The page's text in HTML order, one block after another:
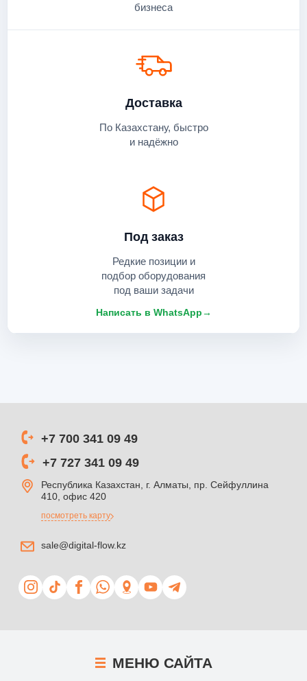
бизнеса
Под заказ
Редкие позиции и
подбор оборудования
под ваши задачи
Написать в WhatsApp→
Доставка
По Казахстану, быстро
и надёжно
+7 700 341 09 49
+7 727 341 09 49
Республика Казахстан, г. Алматы, пр. Сейфуллина
410, офис 420
посмотреть карту
sale@digital-flow.kz
МЕНЮ САЙТА